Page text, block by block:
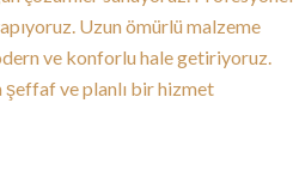
Uzun ömürlü malzeme
ve konforlu hale getiriyoruz.
şeffaf ve planlı bir hizmet